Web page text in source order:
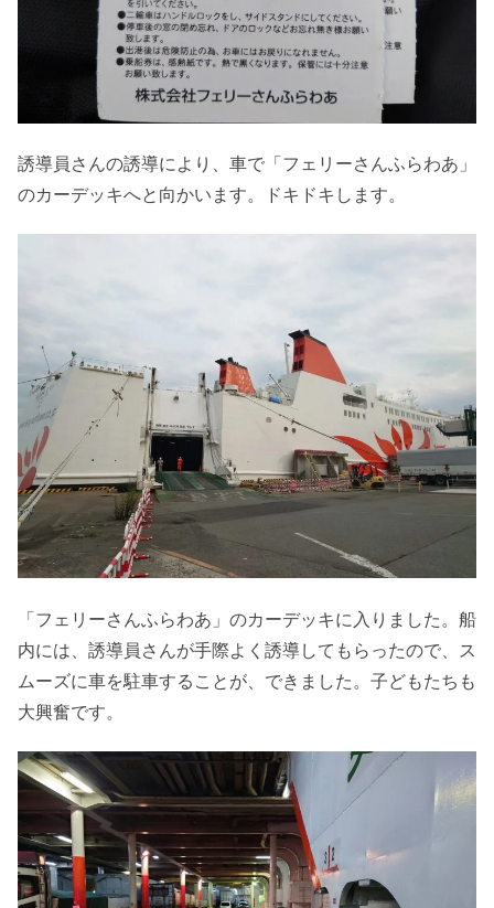
誘導員さんの誘導により、車で「フェリーさんふらわあ」
のカーデッキへと向かいます。ドキドキします。
「フェリーさんふらわあ」のカーデッキに入りました。船
内には、誘導員さんが手際よく誘導してもらったので、ス
ムーズに車を駐車することが、できました。子どもたちも
大興奮です。